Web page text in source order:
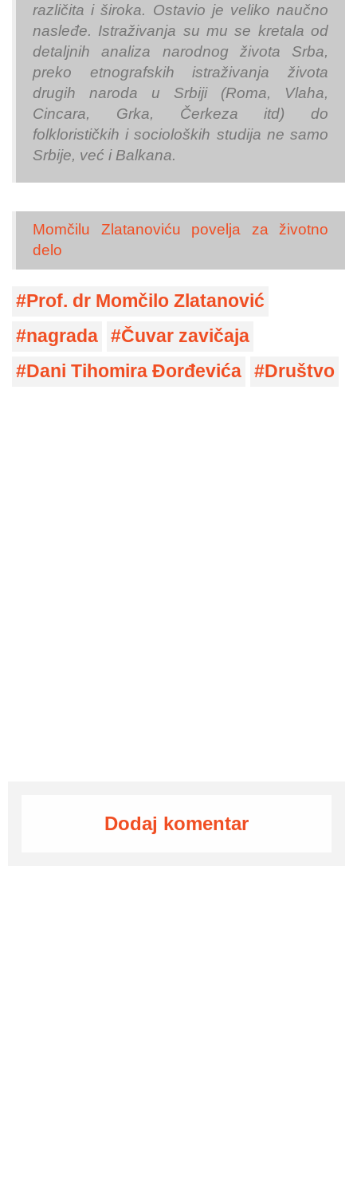
različita i široka. Ostavio je veliko naučno
nasleđe. Istraživanja su mu se kretala od
detaljnih analiza narodnog života Srba,
preko etnografskih istraživanja života
drugih naroda u Srbiji (Roma, Vlaha,
Cincara, Grka, Čerkeza itd) do
folklorističkih i socioloških studija ne samo
Srbije, već i Balkana.
Momčilu Zlatanoviću povelja za životno
delo
Prof. dr Momčilo Zlatanović
nagrada
Čuvar zavičaja
Dani Tihomira Đorđevića
Društvo
Dodaj komentar